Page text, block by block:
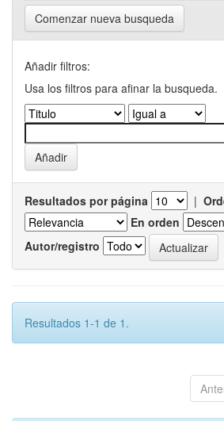
Comenzar nueva busqueda
Añadir filtros:
Usa los filtros para afinar la busqueda.
Resultados por página |
En orden
Autor/registro
Resultados 1-1 de 1.